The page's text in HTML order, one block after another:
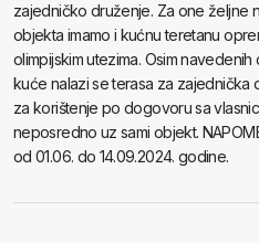
zajedničko druženje. Za one željne
objekta imamo i kućnu teretanu
olimpijskim utezima. Osim
kuće nalazi se terasa za zajednička
za korištenje po dogovoru sa
neposredno uz sami objekt.
od 01.06. do 14.09.2024. godine.